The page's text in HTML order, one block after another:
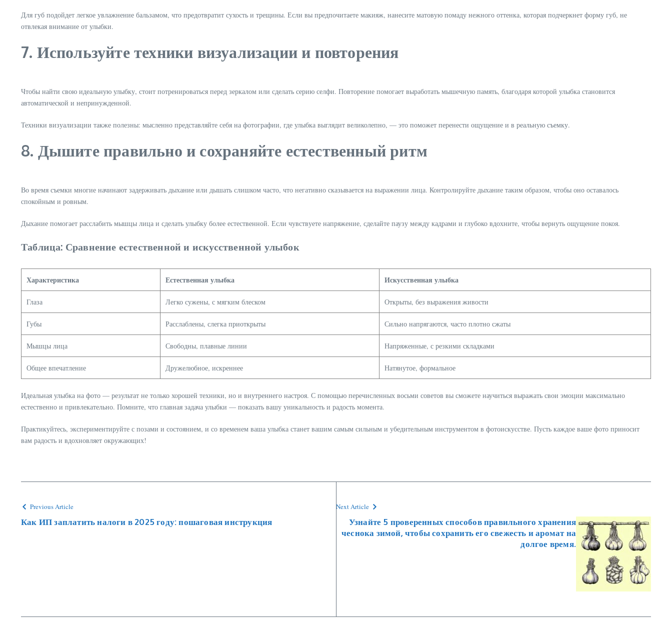
Для губ подойдет легкое увлажнение бальзамом, что предотвратит сухость и трещины. Если вы предпочитаете макияж, нанесите матовую помаду нежного оттенка, которая подчеркнет форму губ, не
отвлекая внимание от улыбки.
7. Используйте техники визуализации и повторения
Чтобы найти свою идеальную улыбку, стоит потренироваться перед зеркалом или сделать серию селфи. Повторение помогает выработать мышечную память, благодаря которой улыбка становится
автоматической и непринужденной.
Техники визуализации также полезны: мысленно представляйте себя на фотографии, где улыбка выглядит великолепно, — это поможет перенести ощущение и в реальную съемку.
8. Дышите правильно и сохраняйте естественный ритм
Во время съемки многие начинают задерживать дыхание или дышать слишком часто, что негативно сказывается на выражении лица. Контролируйте дыхание таким образом, чтобы оно оставалось
спокойным и ровным.
Дыхание помогает расслабить мышцы лица и сделать улыбку более естественной. Если чувствуете напряжение, сделайте паузу между кадрами и глубоко вдохните, чтобы вернуть ощущение покоя.
Таблица: Сравнение естественной и искусственной улыбок
Характеристика Естественная улыбка Искусственная улыбка
Глаза Легко сужены, с мягким блеском Открыты, без выражения живости
Губы Расслаблены, слегка приоткрыты Сильно напрягаются, часто плотно сжаты
Мышцы лица Свободны, плавные линии Напряженные, с резкими складками
Общее впечатление Дружелюбное, искреннее Натянутое, формальное
Идеальная улыбка на фото — результат не только хорошей техники, но и внутреннего настроя. С помощью перечисленных восьми советов вы сможете научиться выражать свои эмоции максимально
естественно и привлекательно. Помните, что главная задача улыбки — показать вашу уникальность и радость момента.
Практикуйтесь, экспериментируйте с позами и состоянием, и со временем ваша улыбка станет вашим самым сильным и убедительным инструментом в фотоискусстве. Пусть каждое ваше фото приносит
вам радость и вдохновляет окружающих!
Previous Article
Как ИП заплатить налоги в 2025 году: пошаговая инструкция
Next Article
Узнайте 5 проверенных способов правильного хранения
чеснока зимой, чтобы сохранить его свежесть и аромат на
долгое время.